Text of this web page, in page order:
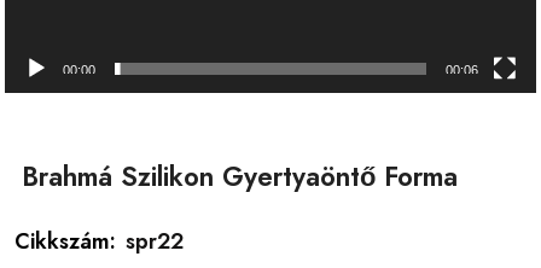
00:00 00:06
Brahmá Szilikon Gyertyaöntő Forma
Cikkszám: spr22